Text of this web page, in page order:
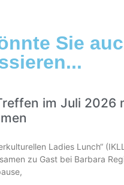
Sie
im Juli 2026
Ladies Lunch“
zu Gast bei Barbara